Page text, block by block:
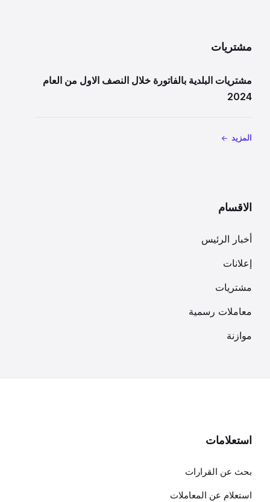
مشتريات
مشتريات البلدية بالفاتورة خلال النصف الاول من العام
2024
المزيد
الاقسام
أخبار الرئيس
إعلانات
مشتريات
معاملات رسمية
موازنة
استعلامات
بحث عن القرارات
استعلام عن المعاملات